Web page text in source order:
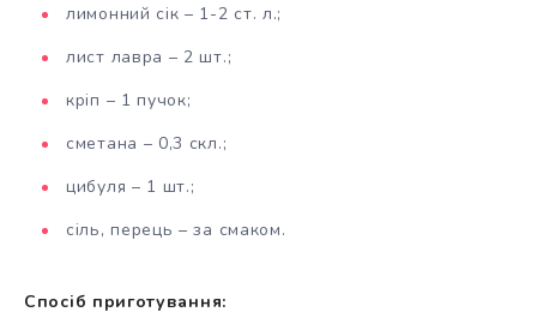
лимонний сік – 1-2 ст. л.;
лист лавра – 2 шт.;
кріп – 1 пучок;
сметана – 0,3 скл.;
цибуля – 1 шт.;
сіль, перець – за смаком.
Спосіб приготування: